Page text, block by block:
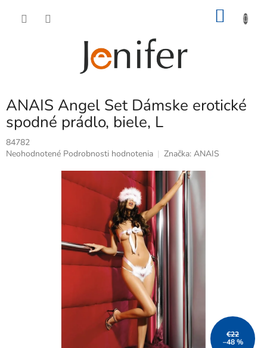
ANAIS Angel Set Dámske erotické
spodné prádlo, biele, L
84782
Priemerné
Neohodnotené Podrobnosti hodnotenia Značka: ANAIS
€22
–48 %